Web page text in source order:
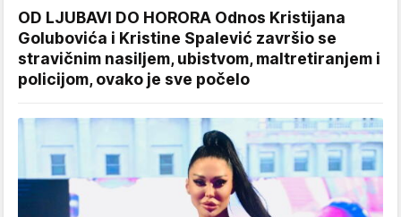
OD LJUBAVI DO HORORA Odnos Kristijana
Golubovića i Kristine Spalević završio se
stravičnim nasiljem, ubistvom, maltretiranjem i
policijom, ovako je sve počelo